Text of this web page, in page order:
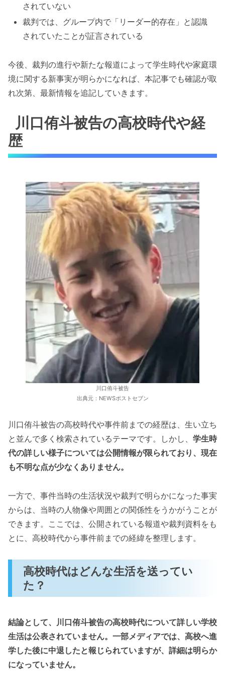
されていない
裁判では、グループ内で「リーダー的存在」と認識
されていたことが証言されている
今後、裁判の進行や新たな報道によって学生時代や家庭環
境に関する新事実が明らかになれば、本記事でも確認が取
れ次第、最新情報を追記していきます。
川口侑斗被告の高校時代や経
歴
川口侑斗被告
出典元：NEWSポストセブン
川口侑斗被告の高校時代や事件前までの経歴は、生い立ち
と並んで多く検索されているテーマです。しかし、 学生時
代の詳しい様子については公開情報が限られており、現在
も不明な点が少なくありません。
一方で、事件当時の生活状況や裁判で明らかになった事実
からは、当時の人物像や周囲との関係性をうかがうことが
できます。ここでは、公開されている報道や裁判資料をも
とに、高校時代から事件前までの経緯を整理します。
高校時代はどんな生活を送ってい
た？
結論として、川口侑斗被告の高校時代について詳しい学校
生活は公表されていません。一部メディアでは、高校へ進
学した後に中退したと報じられていますが、詳細は明らか
になっていません。